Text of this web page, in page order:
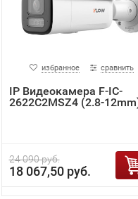
избранное сравнить
IP Видеокамера F-IC-
2622C2MSZ4 (2.8-
24 090 руб.
18 067,50 руб.